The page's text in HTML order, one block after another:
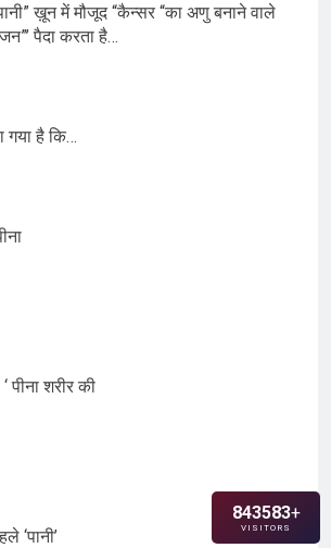
ख़ून में मौजूद “कैन्सर “का अणु बनाने वाले
पैदा करता है…
गया है कि…
पीना शरीर की
‘पानी’
843583+
VISITORS